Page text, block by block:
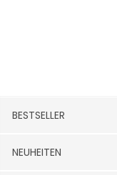
BESTSELLER
NEUHEITEN